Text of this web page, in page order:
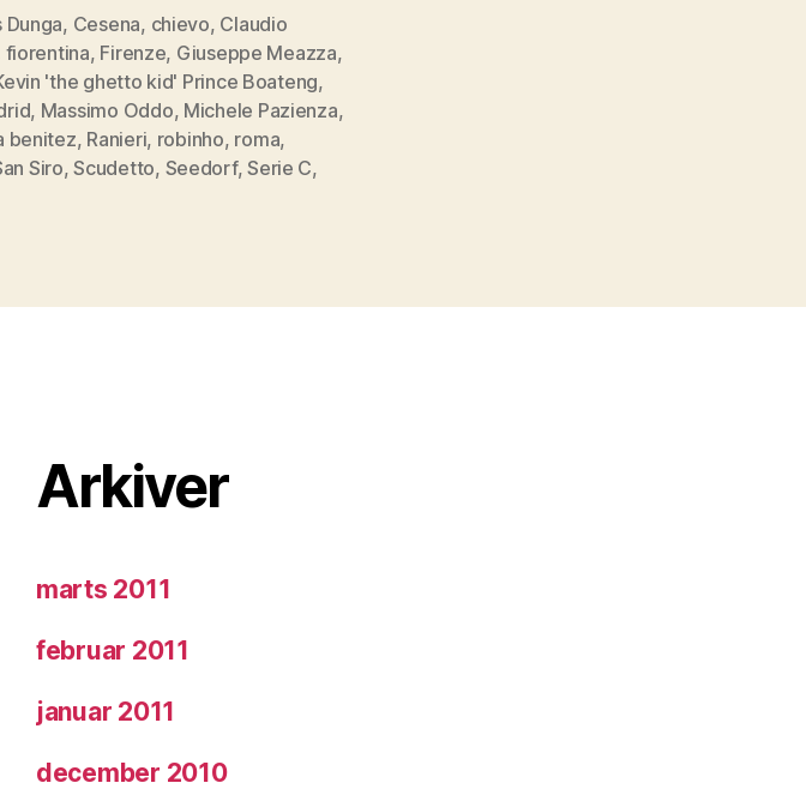
8.
runde”
Dunga, Cesena, chievo, Claudio
fiorentina, Firenze, Giuseppe Meazza,
'the ghetto kid' Prince Boateng,
, Massimo Oddo, Michele Pazienza,
benitez, Ranieri, robinho, roma,
Siro,Scudetto, Seedorf,Serie C,
Arkiver
marts 2011
februar 2011
januar 2011
december 2010